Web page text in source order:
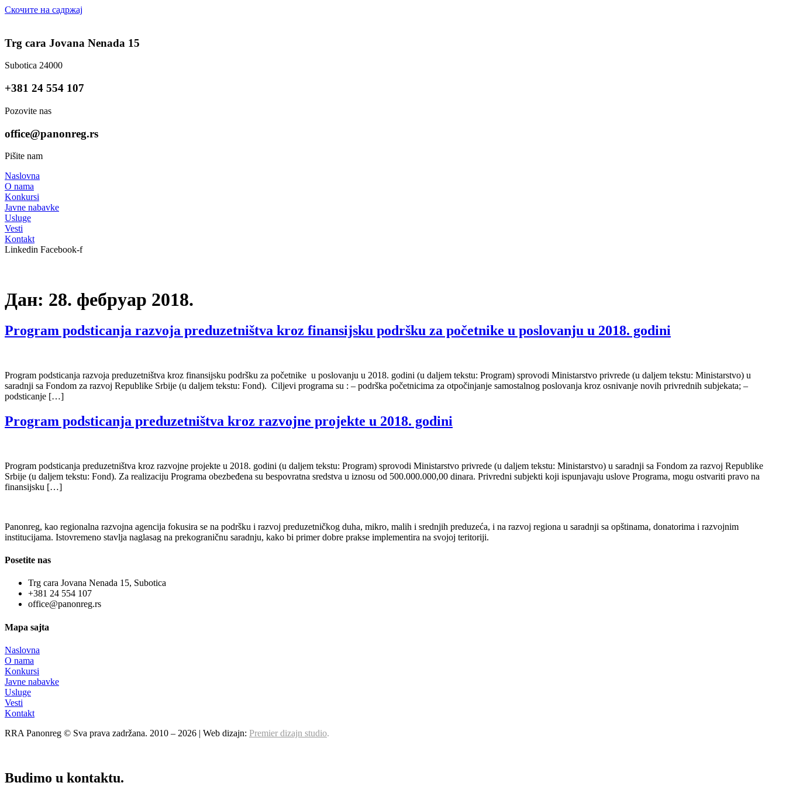
Скочите на садржај
Trg cara Jovana Nenada 15
Subotica 24000
+381 24 554 107
Pozovite nas
office@panonreg.rs
Pišite nam
Naslovna
O nama
Konkursi
Javne nabavke
Usluge
Vesti
Kontakt
Linkedin Facebook-f
Дан: 28. фебруар 2018.
Program podsticanja razvoja preduzetništva kroz finansijsku podršku za početnike u poslovanju u 2018. godini
Program podsticanja razvoja preduzetništva kroz finansijsku podršku za početnike u poslovanju u 2018. godini (u daljem tekstu: Program) sprovodi Ministarstvo privrede (u daljem tekstu: Ministarstvo) u
saradnji sa Fondom za razvoj Republike Srbije (u daljem tekstu: Fond). Ciljevi programa su : – podrška početnicima za otpočinjanje samostalnog poslovanja kroz osnivanje novih privrednih subjekata; –
podsticanje […]
Program podsticanja preduzetništva kroz razvojne projekte u 2018. godini
Program podsticanja preduzetništva kroz razvojne projekte u 2018. godini (u daljem tekstu: Program) sprovodi Ministarstvo privrede (u daljem tekstu: Ministarstvo) u saradnji sa Fondom za razvoj Republike
Srbije (u daljem tekstu: Fond). Za realizaciju Programa obezbeđena su bespovratna sredstva u iznosu od 500.000.000,00 dinara. Privredni subjekti koji ispunjavaju uslove Programa, mogu ostvariti pravo na
finansijsku […]
Panonreg, kao regionalna razvojna agencija fokusira se na podršku i razvoj preduzetničkog duha, mikro, malih i srednjih preduzeća, i na razvoj regiona u saradnji sa opštinama, donatorima i razvojnim
institucijama. Istovremeno stavlja naglasag na prekograničnu saradnju, kako bi primer dobre prakse implementira na svojoj teritoriji.
Posetite nas
Trg cara Jovana Nenada 15, Subotica
+381 24 554 107
office@panonreg.rs
Mapa sajta
Naslovna
O nama
Konkursi
Javne nabavke
Usluge
Vesti
Kontakt
RRA Panonreg © Sva prava zadržana. 2010 – 2026 | Web dizajn: Premier dizajn studio.
Budimo u kontaktu.